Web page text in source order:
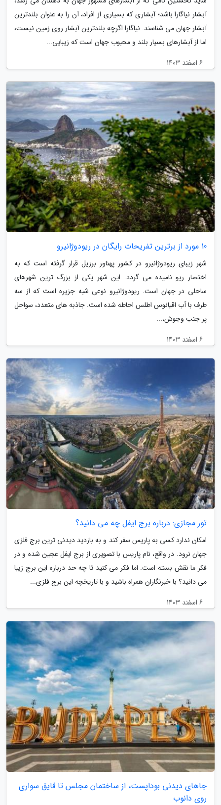
آبشار نیاگارا باشد؛ آبشاری که بسیاری از افراد، آن را به عنوان بلندترین
آبشار جهان می شناسند. نیاگارا اگرچه بلندترین آبشار روی زمین نیست،
اما از آبشارهای بسیار بلند و محبوب جهان است که زیبایی...
6 اسفند 1403
10 مورد از برترین تفریحات رایگان در ریودوژانیرو
شهر زیبای ریودوژانیرو در کشور پهناور برزیل قرار گرفته است که به
اختصار ریو نامیده می گردد. این شهر یکی از بزرگ ترین شهرهای
ساحلی در جهان است. ریودوژانیرو نوعی شبه جزیره است که از سه
طرف با آب اقیانوس اطلس احاطه شده است. جاذبه های متعدد، سواحل
پر جنب وجوش،...
6 اسفند 1403
تور مجازی: درباره برج ایفل چه می دانید؟
امکان ندارد کسی به پاریس سفر کند و به بازدید دیدنی ترین برج فلزی
جهان نرود. در واقع، نام پاریس با تصویری از برج ایفل عجین شده و در
فکر ما نقش بسته است. اما فکر می کنید تا چه حد درباره این برج زیبا
می دانید؟ با خبرنگاران همراه باشید و با تاریخچه این برج فلزی...
6 اسفند 1403
جاهای دیدنی بوداپست، از ساختمان مجلس تا قایق سواری
روی دانوب